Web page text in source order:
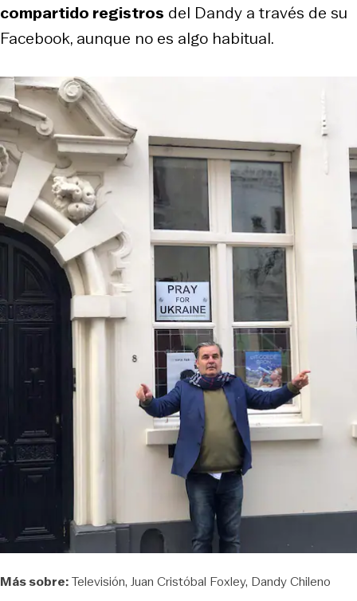
compartido registros del Dandy a través de su
Facebook, aunque no es algo habitual.
Más sobre:Televisión Juan Cristóbal Foxley Dandy Chileno